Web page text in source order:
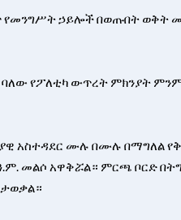
ኃይሎች በወጡበት ወቅት
የፖለቲካ ውጥረት ምክንያት
አስተዳደር ሙሉ በሙሉ በማግለል
ዓ.ም. መልሶ አዋቅሯል። ምርጫ ቦርድ